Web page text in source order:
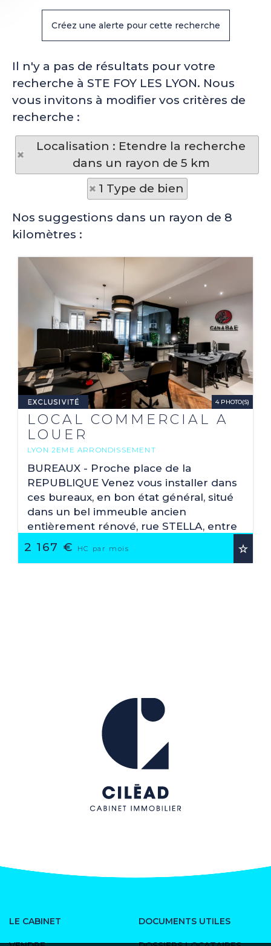
Il n'y a pas de résultats pour votre
recherche à STE FOY LES LYON. Nous
vous invitons à modifier vos critères de
recherche :
Localisation : Etendre la recherche
dans un rayon de 5 km
1 Type de bien
Nos suggestions dans un rayon de 8
kilomètres :
4 PHOTO(S)
LOCAL COMMERCIAL A
LOUER
LYON 2EME ARRONDISSEMENT
92.45 M2
2 167 € HC par mois
BUREAUX - Proche place de la
REPUBLIQUE Venez vous installer dans
ces bureaux, en bon état général, situé
dans un bel immeuble ancien
entièrement rénové, rue STELLA, entre
le métro CORDELIER et ...
LE CABINET DOCUMENTS UTILES